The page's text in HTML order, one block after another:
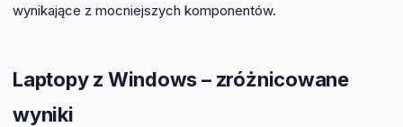
wynikające z mocniejszych komponentów.
Laptopy z Windows – zróżnicowane
wyniki